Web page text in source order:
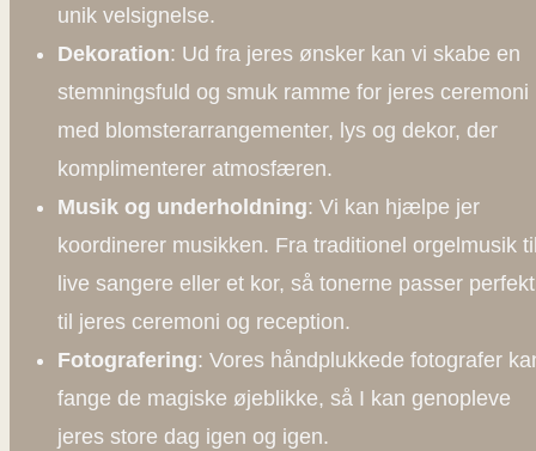
unik velsignelse.
Dekoration: Ud fra jeres ønsker kan vi skabe en
stemningsfuld og smuk ramme for jeres ceremoni
med blomsterarrangementer, lys og dekor, der
komplimenterer atmosfæren.
Musik og underholdning: Vi kan hjælpe jer
koordinerer musikken. Fra traditionel orgelmusik
live sangere eller et kor, så tonerne passer perfekt
til jeres ceremoni og reception.
Fotografering: Vores håndplukkede fotografer
fange de magiske øjeblikke, så I kan genopleve
jeres store dag igen og igen.